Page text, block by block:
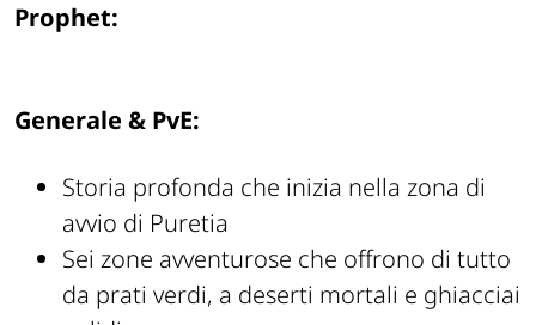
Prophet:
Generale & PvE:
Storia profonda che inizia nella zona di
avvio di Puretia
Sei zone avventurose che offrono di tutto
da prati verdi, a deserti mortali e ghiacciai